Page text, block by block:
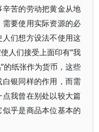
苦的劳动把黄金从地
要使用实际资源的必
们想方设法不使用这
人们接受上面印有“我
的纸张作为货币，这些
银同样的作用，而需
我曾在别处以较大篇
乎是商品本位基本的